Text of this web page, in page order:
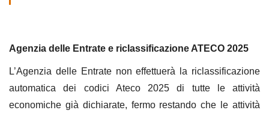
Agenzia delle Entrate e riclassificazione ATECO 2025
L’Agenzia delle Entrate non effettuerà la riclassificazione
automatica dei codici Ateco 2025 di tutte le attività
economiche già dichiarate, fermo restando che le attività